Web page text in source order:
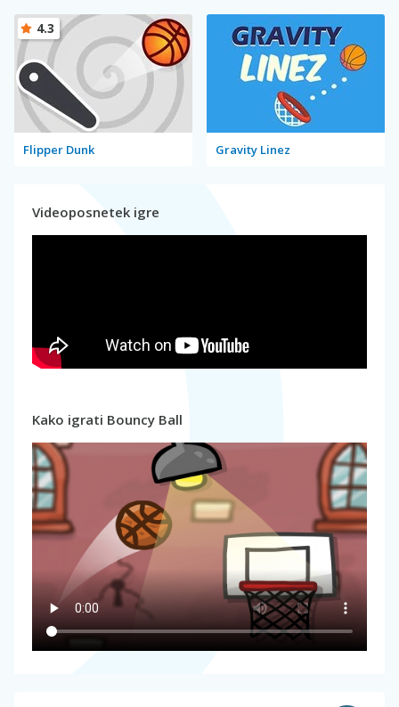
Flipper Dunk
4.3
Gravity Linez
Videoposnetek igre
Kako igrati Bouncy Ball